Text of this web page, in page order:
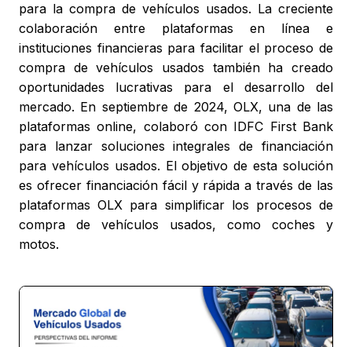
para la compra de vehículos usados. La creciente
colaboración entre plataformas en línea e
instituciones financieras para facilitar el proceso de
compra de vehículos usados también ha creado
oportunidades lucrativas para el desarrollo del
mercado. En septiembre de 2024, OLX, una de las
plataformas online, colaboró con IDFC First Bank
para lanzar soluciones integrales de financiación
para vehículos usados. El objetivo de esta solución
es ofrecer financiación fácil y rápida a través de las
plataformas OLX para simplificar los procesos de
compra de vehículos usados, como coches y
motos.